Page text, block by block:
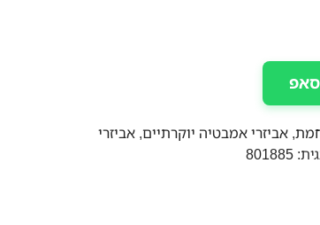
, אביזרי אמבטיה יוקרתיים, אביזרי
801885